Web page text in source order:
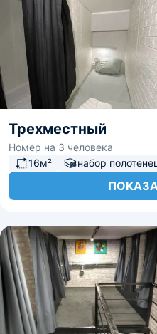
Трехместный
Номер на 3 человека
16м²
набор